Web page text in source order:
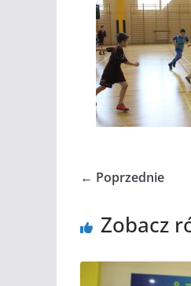
← Poprzednie
Zobacz